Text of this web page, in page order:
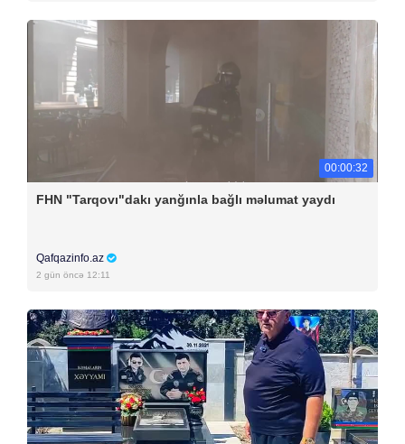
00:00:32
FHN "Tarqovı"dakı yanğınla bağlı məlumat yaydı
Qafqazinfo.az
2 gün öncə 12:11